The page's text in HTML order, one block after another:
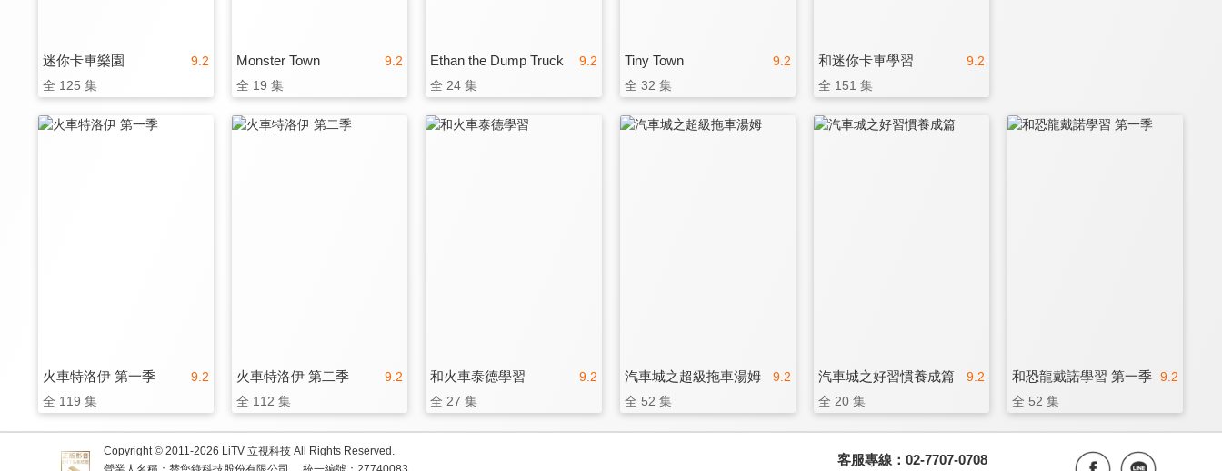
9.2
迷你卡車樂園
全 125 集
9.2
Monster Town
全 19 集
9.2
Ethan the Dump Truck
全 24 集
9.2
Tiny Town
全 32 集
9.2
和迷你卡車學習
全 151 集
9.2
火車特洛伊 第一季
全 119 集
9.2
火車特洛伊 第二季
全 112 集
9.2
和火車泰德學習
全 27 集
9.2
汽車城之超級拖車湯姆
全 52 集
9.2
汽車城之好習慣養成篇
全 20 集
9.2
和恐龍戴諾學習 第一季
全 52 集
Copyright © 2011-2026 LiTV 立視科技 All Rights Reserved.
客服專線：02-7707-0708